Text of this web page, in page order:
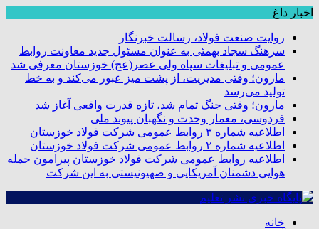
اخبار داغ
روایت صنعت فولاد،‌ رسالت خبرنگار
سرهنگ سجاد بهمئی به عنوان مسئول جدید معاونت روابط
عمومی و تبلیغات سپاه ولی عصر(عج) خوزستان معرفی شد
مارون؛ وقتی مدیریت، از پشت میز عبور می‌کند و به خط
تولید می‌رسد
مارون؛ وقتی جنگ تمام شد، تازه قدرت واقعی آغاز شد
فردوسی، معمار وحدت و نگهبان پیوند ملی
اطلاعیه شماره ۳ روابط عمومی شرکت فولاد خوزستان
اطلاعیه شماره ۲ روابط عمومی شرکت فولاد خوزستان
اطلاعیه روابط عمومی شرکت فولاد خوزستان پیرامون حمله
هوایی دشمنان آمریکایی و صهیونیستی به این شرکت
خانه